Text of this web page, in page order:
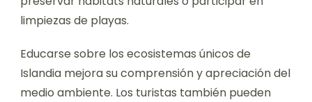
limpiezas de playas.
Educarse sobre los ecosistemas únicos de
Islandia mejora su comprensión y apreciación del
medio ambiente. Los turistas también pueden